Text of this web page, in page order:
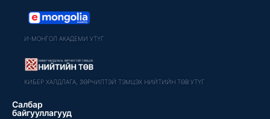
И-МОНГОЛ АКАДЕМИ УТҮГ
КИБЕР ХАЛДЛАГА, ЗӨРЧИЛТЭЙ ТЭМЦЭХ НИЙТИЙН ТӨВ УТҮГ
Салбар
байгууллагууд